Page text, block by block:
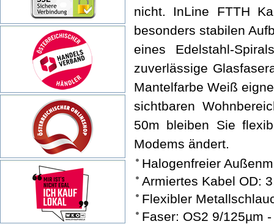
nicht. InLine FTTH
besonders stabilen
eines Edelstahl-
zuverlässige
Mantelfarbe Weiß
sichtbaren
50m bleiben Sie
Modems ändert.
Halogenfreier
Armiertes Kabel OD:
Flexibler
Faser: OS2 9/125µm